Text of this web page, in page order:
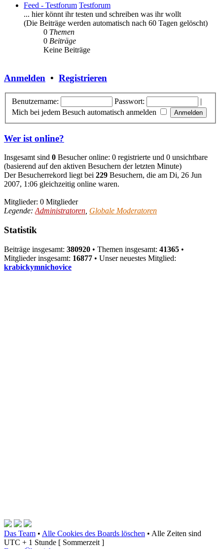
Feed - Testforum Testforum
... hier könnt ihr testen und schreiben was ihr wollt
(Die Beiträge werden automatisch nach 60 Tagen gelöscht)
0 Themen
0 Beiträge
Keine Beiträge
Anmelden • Registrieren
Benutzername: Passwort:
|
Mich bei jedem Besuch automatisch anmelden
Wer ist online?
Insgesamt sind 0 Besucher online: 0 registrierte und 0 unsichtbare
(basierend auf den aktiven Besuchern der letzten Minute)
Der Besucherrekord liegt bei 229 Besuchern, die am Di, 26 Jun
2007, 1:06 gleichzeitig online waren.
Mitglieder: 0 Mitglieder
Legende: Administratoren Globale Moderatoren
Statistik
Beiträge insgesamt: 380920 • Themen insgesamt: 41365 •
Mitglieder insgesamt: 16877 • Unser neuestes Mitglied:
krabickymnichovice
Das Team • Alle Cookies des Boards löschen • Alle Zeiten sind
UTC + 1 Stunde [ Sommerzeit ]